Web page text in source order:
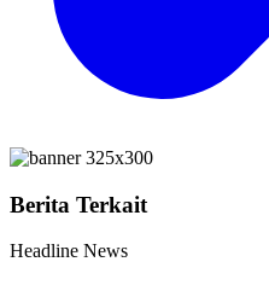
Berita Terkait
Headline News